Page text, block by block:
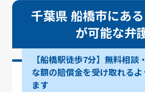
千葉県 船橋市にあ
が可能な弁
【船橋駅徒歩7分】無料相
な額の賠償金を受け取れる
ます